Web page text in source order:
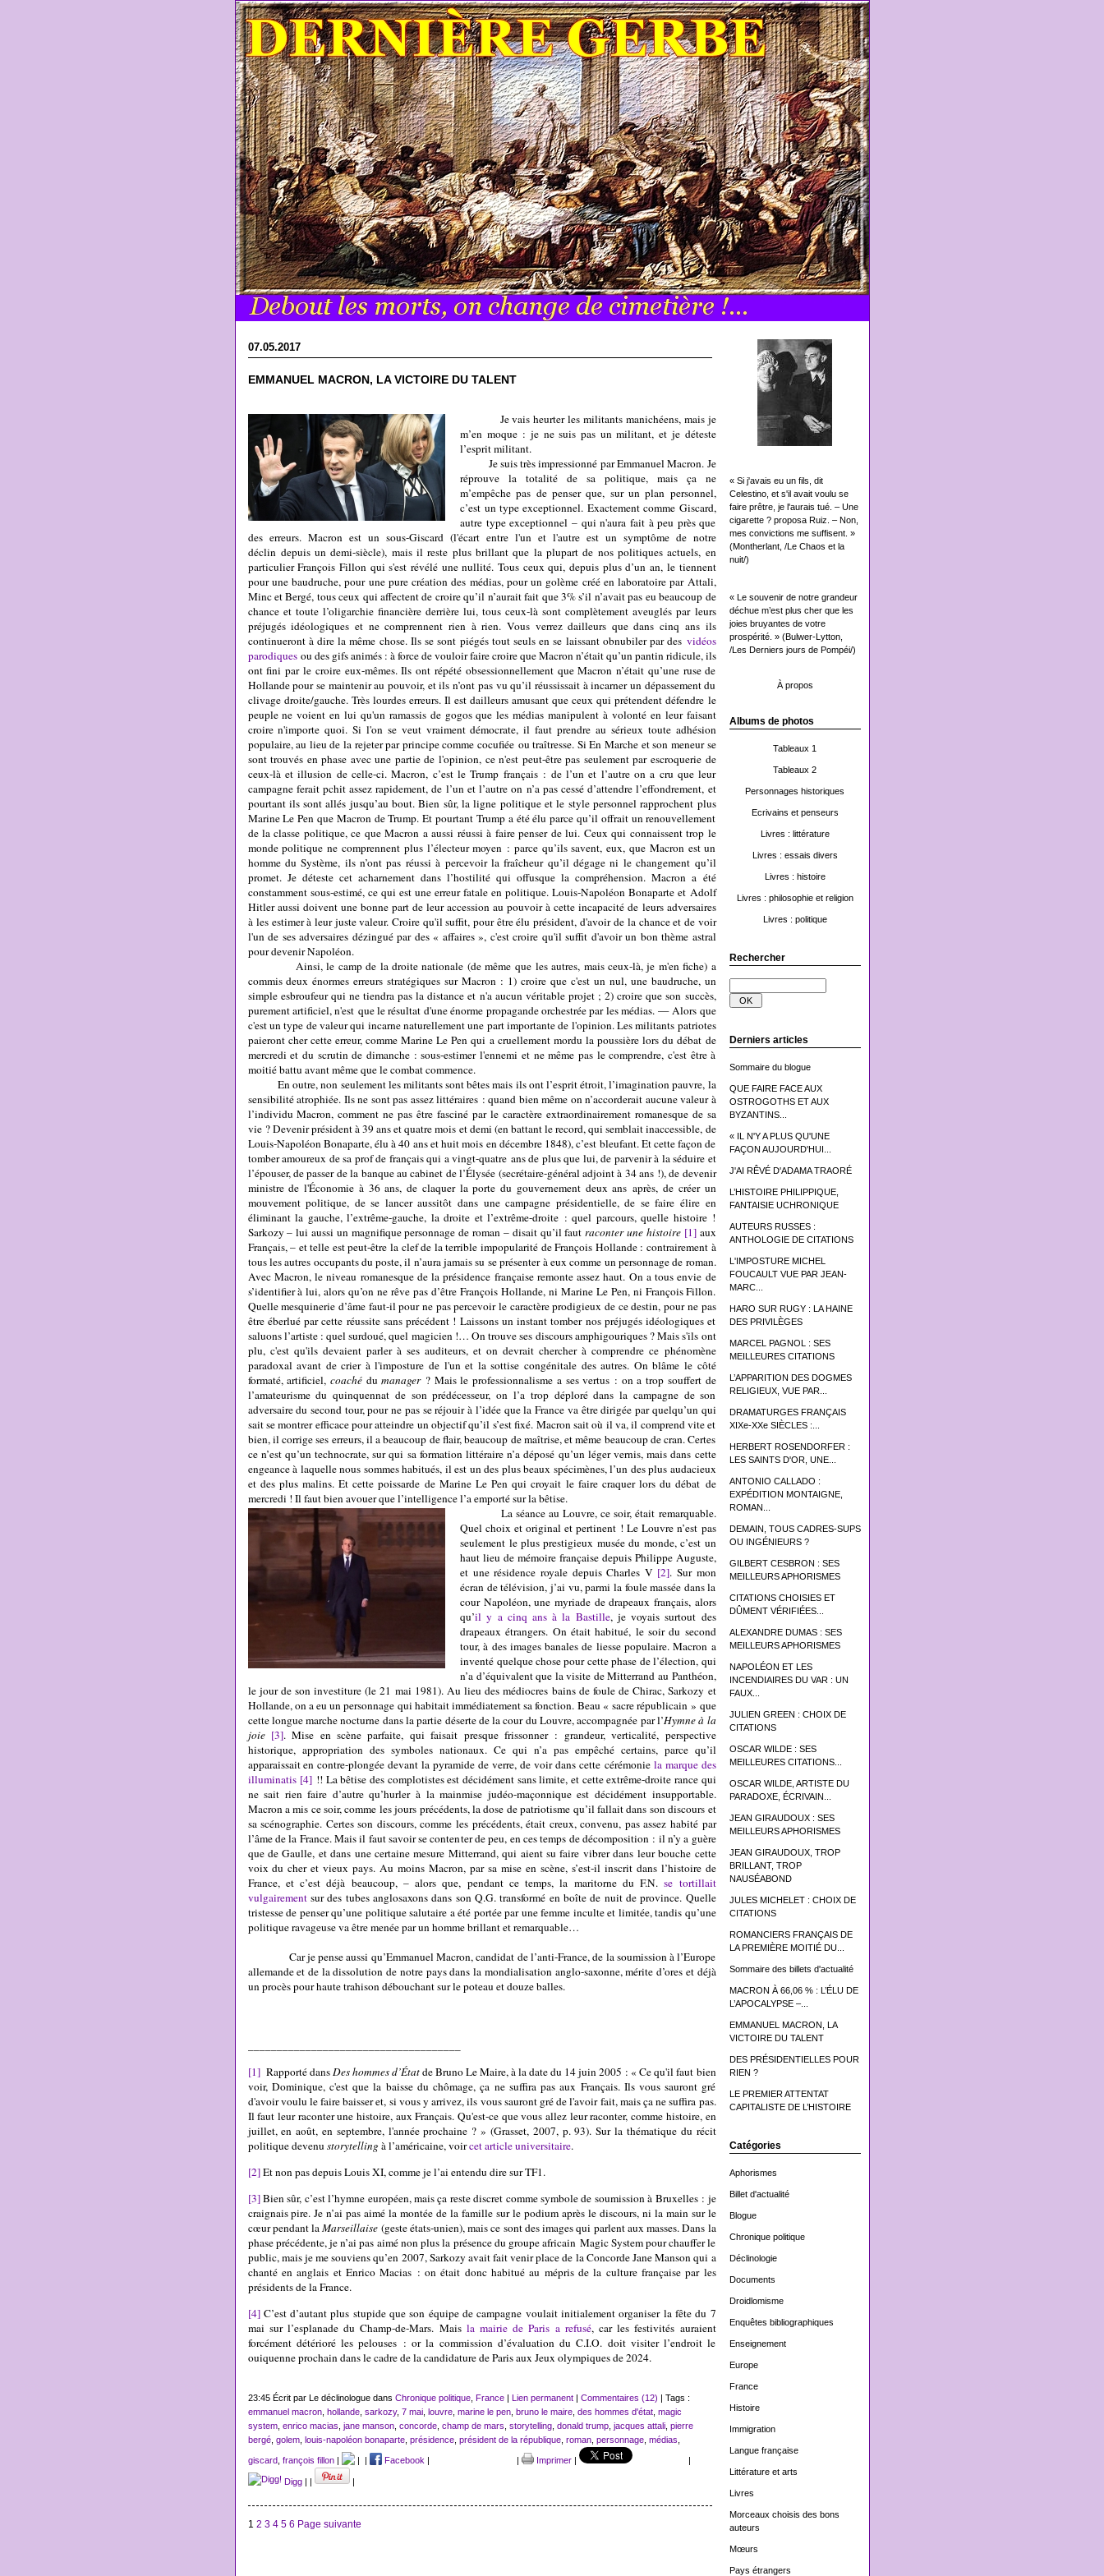
« Si j'avais eu un fils, dit
Celestino, et s'il avait voulu se
faire prêtre, je l'aurais tué. – Une
cigarette ? proposa Ruiz. – Non,
mes convictions me suffisent. »
(Montherlant, /Le Chaos et la
nuit/)
« Le souvenir de notre grandeur
déchue m’est plus cher que les
joies bruyantes de votre
prospérité. » (Bulwer-Lytton,
/Les Derniers jours de Pompéi/)
À propos
Albums de photos
Tableaux 1
Tableaux 2
Personnages historiques
Ecrivains et penseurs
Livres : littérature
Livres : essais divers
Livres : histoire
Livres : philosophie et religion
Livres : politique
Rechercher
Derniers articles
Sommaire du blogue
QUE FAIRE FACE AUX
OSTROGOTHS ET AUX
BYZANTINS...
« IL N'Y A PLUS QU'UNE
FAÇON AUJOURD'HUI...
J'AI RÊVÉ D'ADAMA TRAORÉ
L’HISTOIRE PHILIPPIQUE,
FANTAISIE UCHRONIQUE
AUTEURS RUSSES :
ANTHOLOGIE DE CITATIONS
L'IMPOSTURE MICHEL
FOUCAULT VUE PAR JEAN-
MARC...
HARO SUR RUGY : LA HAINE
DES PRIVILÈGES
MARCEL PAGNOL : SES
MEILLEURES CITATIONS
L’APPARITION DES DOGMES
RELIGIEUX, VUE PAR...
DRAMATURGES FRANÇAIS
XIXe-XXe SIÈCLES :...
HERBERT ROSENDORFER :
LES SAINTS D'OR, UNE...
ANTONIO CALLADO :
EXPÉDITION MONTAIGNE,
ROMAN...
DEMAIN, TOUS CADRES-SUPS
OU INGÉNIEURS ?
GILBERT CESBRON : SES
MEILLEURS APHORISMES
CITATIONS CHOISIES ET
DÛMENT VÉRIFIÉES...
ALEXANDRE DUMAS : SES
MEILLEURS APHORISMES
NAPOLÉON ET LES
INCENDIAIRES DU VAR : UN
FAUX...
JULIEN GREEN : CHOIX DE
CITATIONS
OSCAR WILDE : SES
MEILLEURES CITATIONS...
OSCAR WILDE, ARTISTE DU
PARADOXE, ÉCRIVAIN...
JEAN GIRAUDOUX : SES
MEILLEURS APHORISMES
JEAN GIRAUDOUX, TROP
BRILLANT, TROP
NAUSÉABOND
JULES MICHELET : CHOIX DE
CITATIONS
ROMANCIERS FRANÇAIS DE
LA PREMIÈRE MOITIÉ DU...
Sommaire des billets d'actualité
MACRON À 66,06 % : L’ÉLU DE
L’APOCALYPSE –...
EMMANUEL MACRON, LA
VICTOIRE DU TALENT
DES PRÉSIDENTIELLES POUR
RIEN ?
LE PREMIER ATTENTAT
CAPITALISTE DE L’HISTOIRE
Catégories
Aphorismes
Billet d'actualité
Blogue
Chronique politique
Déclinologie
Documents
Droidlomisme
Enquêtes bibliographiques
Enseignement
Europe
France
Histoire
Immigration
Langue française
Littérature et arts
Livres
Morceaux choisis des bons
auteurs
Mœurs
Pays étrangers
07.05.2017
EMMANUEL MACRON, LA VICTOIRE DU TALENT
Je vais heurter les militants manichéens, mais je
m’en moque : je ne suis pas un militant, et je déteste
l’esprit militant.
Je suis très impressionné par Emmanuel Macron. Je
réprouve la totalité de sa politique, mais ça ne
m’empêche pas de penser que, sur un plan personnel,
c’est un type exceptionnel. Exactement comme Giscard,
autre type exceptionnel – qui n'aura fait à peu près que
des erreurs. Macron est un sous-Giscard (l'écart entre l'un et l'autre est un symptôme de notre
déclin depuis un demi-siècle), mais il reste plus brillant que la plupart de nos politiques actuels, en
particulier François Fillon qui s'est révélé une nullité. Tous ceux qui, depuis plus d’un an, le tiennent
pour une baudruche, pour une pure création des médias, pour un golème créé en laboratoire par Attali,
Minc et Bergé, tous ceux qui affectent de croire qu’il n’aurait fait que 3% s’il n’avait pas eu beaucoup de
chance et toute l’oligarchie financière derrière lui, tous ceux-là sont complètement aveuglés par leurs
préjugés idéologiques et ne comprennent rien à rien. Vous verrez dailleurs que dans cinq ans ils
continueront à dire la même chose. Ils se sont piégés tout seuls en se laissant obnubiler par des vidéos
parodiquesou des gifs animés : à force de vouloir faire croire que Macron n’était qu’un pantin ridicule, ils
ont fini par le croire eux-mêmes. Ils ont répété obsessionnellement que Macron n’était qu’une ruse de
Hollande pour se maintenir au pouvoir, et ils n’ont pas vu qu’il réussissait à incarner un dépassement du
clivage droite/gauche. Très lourdes erreurs. Il est dailleurs amusant que ceux qui prétendent défendre le
peuple ne voient en lui qu'un ramassis de gogos que les médias manipulent à volonté en leur faisant
croire n'importe quoi. Si l'on se veut vraiment démocrate, il faut prendre au sérieux toute adhésion
populaire, au lieu de la rejeter par principe comme cocufiée ou traîtresse. Si En Marche et son meneur se
sont trouvés en phase avec une partie de l'opinion, ce n'est peut-être pas seulement par escroquerie de
ceux-là et illusion de celle-ci. Macron, c’est le Trump français : de l’un et l’autre on a cru que leur
campagne ferait pchit assez rapidement, de l’un et l’autre on n’a pas cessé d’attendre l’effondrement, et
pourtant ils sont allés jusqu’au bout. Bien sûr, la ligne politique et le style personnel rapprochent plus
Marine Le Pen que Macron de Trump. Et pourtant Trump a été élu parce qu’il offrait un renouvellement
de la classe politique, ce que Macron a aussi réussi à faire penser de lui. Ceux qui connaissent trop le
monde politique ne comprennent plus l’électeur moyen : parce qu’ils savent, eux, que Macron est un
homme du Système, ils n’ont pas réussi à percevoir la fraîcheur qu’il dégage ni le changement qu’il
promet. Je déteste cet acharnement dans l’hostilité qui offusque la compréhension. Macron a été
constamment sous-estimé, ce qui est une erreur fatale en politique. Louis-Napoléon Bonaparte et Adolf
Hitler aussi doivent une bonne part de leur accession au pouvoir à cette incapacité de leurs adversaires
à les estimer à leur juste valeur. Croire qu'il suffit, pour être élu président, d'avoir de la chance et de voir
l'un de ses adversaires dézingué par des « affaires », c'est croire qu'il suffit d'avoir un bon thème astral
pour devenir Napoléon.
Ainsi, le camp de la droite nationale (de même que les autres, mais ceux-là, je m'en fiche) a
commis deux énormes erreurs stratégiques sur Macron : 1) croire que c'est un nul, une baudruche, un
simple esbroufeur qui ne tiendra pas la distance et n'a aucun véritable projet ; 2) croire que son succès,
purement artificiel, n'est que le résultat d'une énorme propagande orchestrée par les médias. — Alors que
c'est un type de valeur qui incarne naturellement une part importante de l'opinion. Les militants patriotes
paieront cher cette erreur, comme Marine Le Pen qui a cruellement mordu la poussière lors du débat de
mercredi et du scrutin de dimanche : sous-estimer l'ennemi et ne même pas le comprendre, c'est être à
moitié battu avant même que le combat commence.
En outre, non seulement les militants sont bêtes mais ils ont l’esprit étroit, l’imagination pauvre, la
sensibilité atrophiée. Ils ne sont pas assez littéraires : quand bien même on n’accorderait aucune valeur à
l’individu Macron, comment ne pas être fasciné par le caractère extraordinairement romanesque de sa
vie ? Devenir président à 39 ans et quatre mois et demi (en battant le record, qui semblait inaccessible, de
Louis-Napoléon Bonaparte, élu à 40 ans et huit mois en décembre 1848), c’est bleufant. Et cette façon de
tomber amoureux de sa prof de français qui a vingt-quatre ans de plus que lui, de parvenir à la séduire et
l’épouser, de passer de la banque au cabinet de l’Élysée (secrétaire-général adjoint à 34 ans !), de devenir
ministre de l'Économie à 36 ans, de claquer la porte du gouvernement deux ans après, de créer un
mouvement politique, de se lancer aussitôt dans une campagne présidentielle, de se faire élire en
éliminant la gauche, l’extrême-gauche, la droite et l’extrême-droite : quel parcours, quelle histoire !
Sarkozy – lui aussi un magnifique personnage de roman – disait qu’il fautraconter une histoire [1]aux
Français, – et telle est peut-être la clef de la terrible impopularité de François Hollande : contrairement à
tous les autres occupants du poste, il n’aura jamais su se présenter à eux comme un personnage de roman.
Avec Macron, le niveau romanesque de la présidence française remonte assez haut. On a tous envie de
s’identifier à lui, alors qu’on ne rêve pas d’être François Hollande, ni Marine Le Pen, ni François Fillon.
Quelle mesquinerie d’âme faut-il pour ne pas percevoir le caractère prodigieux de ce destin, pour ne pas
être éberlué par cette réussite sans précédent ! Laissons un instant tomber nos préjugés idéologiques et
saluons l’artiste : quel surdoué, quel magicien !… On trouve ses discours amphigouriques ? Mais s'ils ont
plu, c'est qu'ils devaient parler à ses auditeurs, et on devrait chercher à comprendre ce phénomène
paradoxal avant de crier à l'imposture de l'un et la sottise congénitale des autres. On blâme le côté
formaté, artificiel, coachédumanager? Mais le professionnalisme a ses vertus : on a trop souffert de
l’amateurisme du quinquennat de son prédécesseur, on l’a trop déploré dans la campagne de son
adversaire du second tour, pour ne pas se réjouir à l’idée que la France va être dirigée par quelqu’un qui
sait se montrer efficace pour atteindre un objectif qu’il s’est fixé. Macron sait où il va, il comprend vite et
bien, il corrige ses erreurs, il a beaucoup de flair, beaucoup de maîtrise, et même beaucoup de cran. Certes
ce n’est qu’un technocrate, sur qui sa formation littéraire n’a déposé qu’un léger vernis, mais dans cette
engeance à laquelle nous sommes habitués, il est un des plus beaux spécimènes, l’un des plus audacieux
et des plus malins. Et cette poissarde de Marine Le Pen qui croyait le faire craquer lors du débat de
mercredi ! Il faut bien avouer que l’intelligence l’a emporté sur la bêtise.
La séance au Louvre, ce soir, était remarquable.
Quel choix et original et pertinent ! Le Louvre n’est pas
seulement le plus prestigieux musée du monde, c’est un
haut lieu de mémoire française depuis Philippe Auguste,
et une résidence royale depuis Charles V [2]. Sur mon
écran de télévision, j’ai vu, parmi la foule massée dans la
cour Napoléon, une myriade de drapeaux français, alors
qu’il y a cinq ans à la Bastille, je voyais surtout des
drapeaux étrangers. On était habitué, le soir du second
tour, à des images banales de liesse populaire. Macron a
inventé quelque chose pour cette phase de l’élection, qui
n’a d’équivalent que la visite de Mitterrand au Panthéon,
le jour de son investiture (le 21 mai 1981). Au lieu des médiocres bains de foule de Chirac, Sarkozy et
Hollande, on a eu un personnage qui habitait immédiatement sa fonction. Beau « sacre républicain » que
cette longue marche nocturne dans la partie déserte de la cour du Louvre, accompagnée par l’Hymne à la
joie [3]. Mise en scène parfaite, qui faisait presque frissonner : grandeur, verticalité, perspective
historique, appropriation des symboles nationaux. Ce qui n’a pas empêché certains, parce qu’il
apparaissait en contre-plongée devant la pyramide de verre, de voir dans cette cérémonie la marque des
illuminatis [4] !! La bêtise des complotistes est décidément sans limite, et cette extrême-droite rance qui
ne sait rien faire d’autre qu’hurler à la mainmise judéo-maçonnique est décidément insupportable.
Macron a mis ce soir, comme les jours précédents, la dose de patriotisme qu’il fallait dans son discours et
sa scénographie. Certes son discours, comme les précédents, était creux, convenu, pas assez habité par
l’âme de la France. Mais il faut savoir se contenter de peu, en ces temps de décomposition : il n’y a guère
que de Gaulle, et dans une certaine mesure Mitterrand, qui aient su faire vibrer dans leur bouche cette
voix du cher et vieux pays. Au moins Macron, par sa mise en scène, s’est-il inscrit dans l’histoire de
France, et c’est déjà beaucoup, – alors que, pendant ce temps, la maritorne du F.N.se tortillait
vulgairementsur des tubes anglosaxons dans son Q.G. transformé en boîte de nuit de province. Quelle
tristesse de penser qu’une politique salutaire a été portée par une femme inculte et limitée, tandis qu’une
politique ravageuse va être menée par un homme brillant et remarquable…
Car je pense aussi qu’Emmanuel Macron, candidat de l’anti-France, de la soumission à l’Europe
allemande et de la dissolution de notre pays dans la mondialisation anglo-saxonne, mérite d’ores et déjà
un procès pour haute trahison débouchant sur le poteau et douze balles.
[1]Rapporté dansDes hommes d’Étatde Bruno Le Maire, à la date du 14 juin 2005 : « Ce qu'il faut bien
voir, Dominique, c'est que la baisse du chômage, ça ne suffira pas aux Français. Ils vous sauront gré
d'avoir voulu le faire baisser et, si vous y arrivez, ils vous sauront gré de l'avoir fait, mais ça ne suffira pas.
Il faut leur raconter une histoire, aux Français. Qu'est-ce que vous allez leur raconter, comme histoire, en
juillet, en août, en septembre, l'année prochaine ? » (Grasset, 2007, p. 93). Sur la thématique du récit
politique devenu storytellingà l’américaine, voircet article universitaire.
[2]Et non pas depuis Louis XI, comme je l’ai entendu dire sur TF1.
[3]Bien sûr, c’est l’hymne européen, mais ça reste discret comme symbole de soumission à Bruxelles : je
craignais pire. Je n’ai pas aimé la montée de la famille sur le podium après le discours, ni la main sur le
cœur pendant laMarseillaise (geste états-unien), mais ce sont des images qui parlent aux masses. Dans la
phase précédente, je n’ai pas aimé non plus la présence du groupe africain Magic System pour chauffer le
public, mais je me souviens qu’en 2007, Sarkozy avait fait venir place de la Concorde Jane Manson qui a
chanté en anglais et Enrico Macias : on était donc habitué au mépris de la culture française par les
présidents de la France.
[4]C’est d’autant plus stupide que son équipe de campagne voulait initialement organiser la fête du 7
mai sur l’esplanade du Champ-de-Mars. Mais la mairie de Paris a refusé, car les festivités auraient
forcément détérioré les pelouses : or la commission d’évaluation du C.I.O. doit visiter l’endroit le
ouiquenne prochain dans le cadre de la candidature de Paris aux Jeux olympiques de 2024.
23:45 Écrit par Le déclinologue dans Chronique politique, France| Lien permanent| Commentaires (12) | Tags :
emmanuel macron, hollande, sarkozy, 7 mai, louvre, marine le pen, bruno le maire, des hommes d'état, magic
system, enrico macias jane manson, concorde, champ de mars storytelling, donald trump, jacques attali, pierre
bergé, golem, louis-napoléon bonaparte, présidence, président de la république, roman, personnage, médias
giscard, françois fillon| | | Facebook | | Imprimer| |
Digg| | |
1 2 3 4 5 6 Page suivante